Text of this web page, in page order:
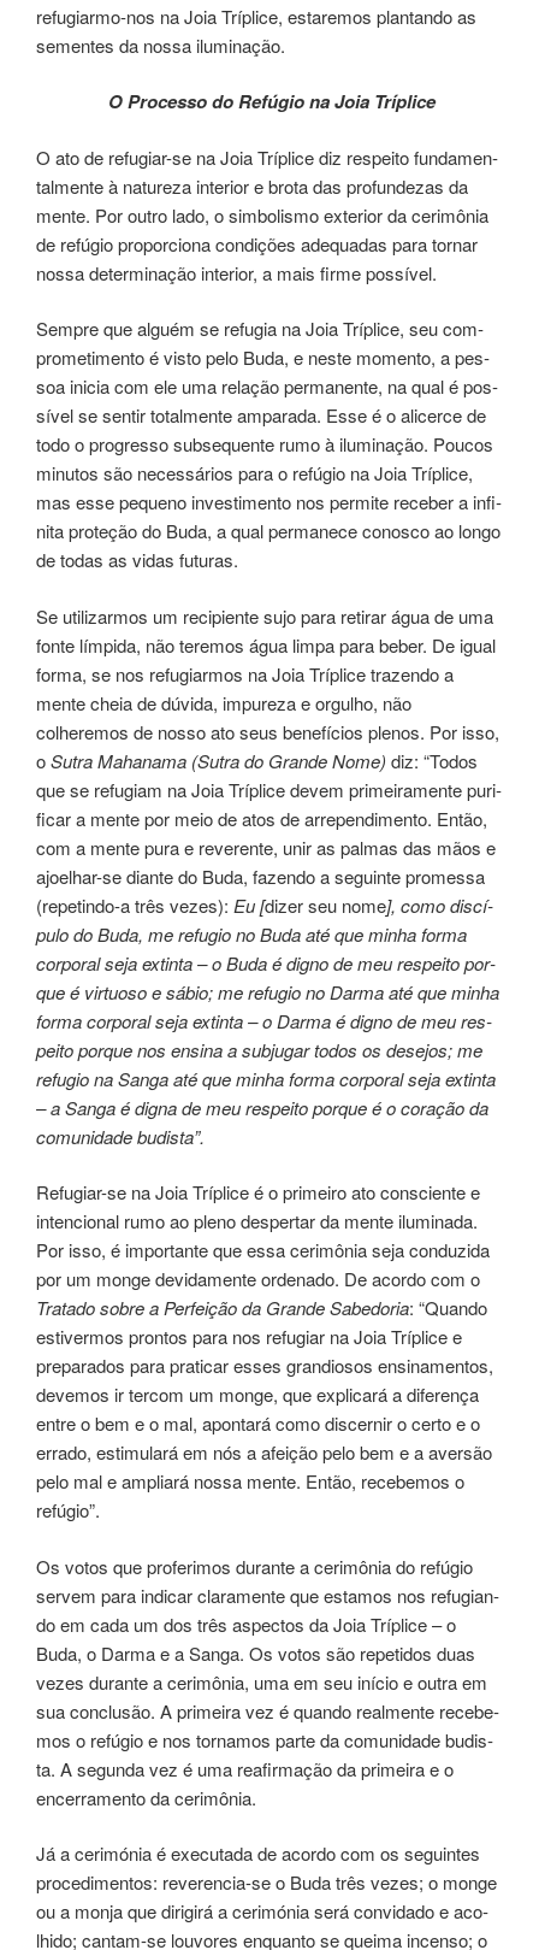
refugiarmo-nos na Joia Tríplice, esta­re­mos plantan­do as
semen­tes da nossa ilu­mi­na­ção.
O Processo do Refúgio na Joia Tríplice
O ato de refugiar-se na Joia Tríplice diz respeito fun­da­men­
tal­men­te à natu­re­za inte­rior e brota das pro­fun­de­zas da
mente. Por outro lado, o sim­bo­lis­mo exterior da ceri­mô­nia
de refú­gio pro­por­cio­na con­di­ções ade­qua­das para tor­nar
nossa deter­mi­na­ção inte­rior, a mais firme pos­sí­vel.
Sempre que ­alguém se refu­gia na Joia Tríplice, seu com­
pro­me­ti­men­to é visto pelo Buda, e neste momento, a pes­
soa ini­cia com ele uma rela­ção per­ma­nen­te, na qual é pos­
sí­vel se sen­tir totalmen­te ampa­ra­da. Esse é o ali­cer­ce de
todo o pro­gres­so sub­se­quen­te rumo à iluminação. Poucos
minu­tos são neces­sá­rios para o refúgio na Joia Tríplice,
mas esse peque­no inves­ti­men­to nos per­mi­te rece­ber a infi­
ni­ta pro­te­ção do Buda, a qual per­ma­ne­ce conos­co ao longo
de todas as vidas futu­ras.
Se uti­li­zar­mos um reci­pien­te sujo para reti­rar água de uma
fonte lím­pi­da, não teremos água limpa para beber. De igual
forma, se nos refu­giar­mos na Joia Tríplice trazen­do a
mente cheia de dúvi­da, impu­re­za e orgu­lho, não
colheremos de nosso ato seus bene­fí­cios ple­nos. Por isso,
oSutra Mahanama (Sutra do Grande Nome) diz: “Todos
que se refugiam na Joia Tríplice devem pri­mei­ra­men­te puri­
fi­car a mente por meio de atos de arre­pen­di­men­to. Então,
com a mente pura e reve­ren­te, unir as pal­mas das mãos e
ajoelhar-se dian­te do Buda, fazen­do a seguin­te pro­mes­sa
(repe­tindo-a três vezes): Eu [dizer seu nome], como dis­cí­
pu­lo do Buda, me refu­gio no Buda até que minha forma
corpo­ral seja extin­ta – o Buda é digno de meu res­pei­to por­
que é vir­tuo­so e sábio; me refu­gio no Darma até que minha
forma cor­po­ral seja extin­ta – o Darma é digno de meu res­
pei­to por­que nos ensi­na a sub­ju­gar todos os dese­jos; me
refu­gio na Sanga até que minha forma cor­po­ral seja extin­ta
– a Sanga é digna de meu res­pei­to por­que é o coração da
comu­ni­da­de budis­ta”.
Refugiar-se na Joia Tríplice é o pri­mei­ro ato cons­cien­te e
inten­cio­nal rumo ao pleno desper­tar da mente ilu­mi­na­da.
Por isso, é impor­tan­te que essa ceri­mô­nia seja condu­zi­da
por um monge devi­da­men­te orde­na­do. De acor­do com o
Tratado sobre a Perfeição da Grande Sabedoria: “Quando
esti­ver­mos pron­tos para nos refu­giar na Joia Tríplice e
prepa­ra­dos para pra­ti­car esses gran­dio­sos ensi­na­men­tos,
deve­mos ir tercom um monge, que expli­ca­rá a dife­ren­ça
entre o bem e o mal, apontará como discernir o certo e o
errado, esti­mu­la­rá em nós a afei­ção pelo bem e a aver­são
pelo mal e ampliará nossa mente. Então, rece­be­mos o
refú­gio”.
Os votos que pro­fe­ri­mos duran­te a ceri­mô­nia do refú­gio
ser­vem para indi­car clara­men­te que esta­mos nos refu­gian­
do em cada um dos três aspec­tos da Joia Tríplice – o
Buda, o Darma e a Sanga. Os votos são repe­ti­dos duas
vezes duran­te a ceri­mô­nia, uma em seu início e outra em
sua con­clu­são. A pri­mei­ra vez é quan­do real­men­te rece­be­
mos o refú­gio e nos tor­na­mos parte da comu­ni­da­de budis­
ta. A segun­da vez é uma rea­fir­ma­ção da primei­ra e o
encer­ra­men­to da ceri­mô­nia.
Já a ceri­mó­nia é exe­cu­ta­da de acor­do com os seguin­tes
pro­ce­di­men­tos: reverencia-se o Buda três vezes; o monge
ou a monja que diri­gi­rá a ceri­mó­nia será convida­do e aco­
lhi­do; can­tam-se lou­vo­res enquan­to se quei­ma incen­so; o